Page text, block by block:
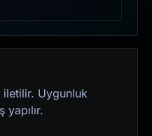
Uygunluk
yapılır.